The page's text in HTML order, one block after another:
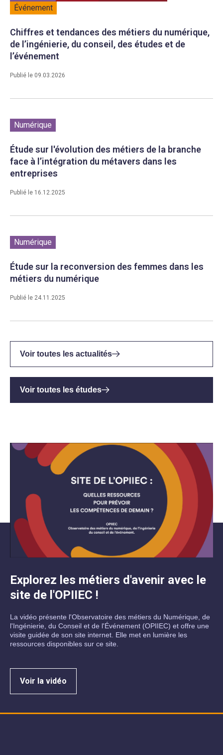
Événement
Chiffres et tendances des métiers du numérique,
de l’ingénierie, du conseil, des études et de
l’événement
Publié le 09.03.2026
Numérique
Étude sur l'évolution des métiers de la branche
face à l’intégration du métavers dans les
entreprises
Publié le 16.12.2025
Numérique
Étude sur la reconversion des femmes dans les
métiers du numérique
Publié le 24.11.2025
Voir toutes les actualités
Voir toutes les études
Explorez les métiers d'avenir avec le
site de l'OPIIEC !
La vidéo présente l'Observatoire des métiers du Numérique, de
l'Ingénierie, du Conseil et de l'Événement (OPIIEC) et offre une
visite guidée de son site internet. Elle met en lumière les
ressources disponibles sur ce site.
Voir la vidéo